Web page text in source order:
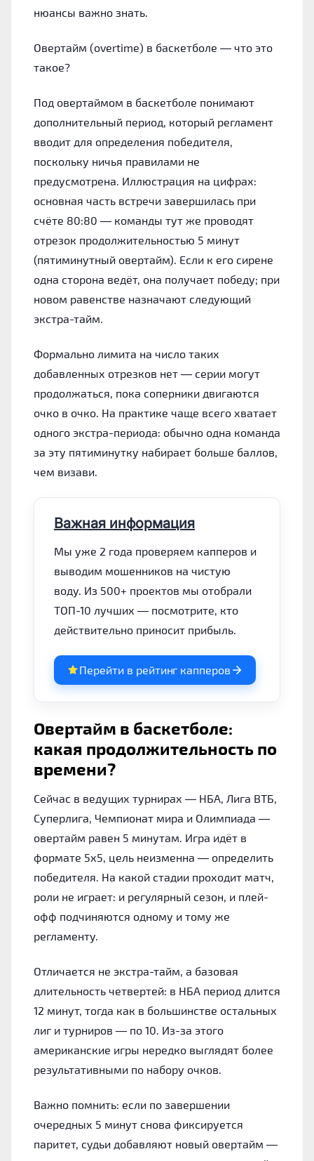
нюансы важно знать.
Овертайм (overtime) в баскетболе — что это
такое?
Под овертаймом в баскетболе понимают
дополнительный период, который регламент
вводит для определения победителя,
поскольку ничья правилами не
предусмотрена. Иллюстрация на цифрах:
основная часть встречи завершилась при
счёте 80:80 — команды тут же проводят
отрезок продолжительностью 5 минут
(пятиминутный овертайм). Если к его сирене
одна сторона ведёт, она получает победу; при
новом равенстве назначают следующий
экстра-тайм.
Формально лимита на число таких
добавленных отрезков нет — серии могут
продолжаться, пока соперники двигаются
очко в очко. На практике чаще всего хватает
одного экстра-периода: обычно одна команда
за эту пятиминутку набирает больше баллов,
чем визави.
Важная информация
Мы уже 2 года проверяем капперов и
выводим мошенников на чистую
воду. Из 500+ проектов мы отобрали
ТОП-10 лучших — посмотрите, кто
действительно приносит прибыль.
Перейти в рейтинг капперов
Овертайм в баскетболе:
какая продолжительность по
времени?
Сейчас в ведущих турнирах — НБА, Лига ВТБ,
Суперлига, Чемпионат мира и Олимпиада —
овертайм равен 5 минутам. Игра идёт в
формате 5х5, цель неизменна — определить
победителя. На какой стадии проходит матч,
роли не играет: и регулярный сезон, и плей-
офф подчиняются одному и тому же
регламенту.
Отличается не экстра-тайм, а базовая
длительность четвертей: в НБА период длится
12 минут, тогда как в большинстве остальных
лиг и турниров — по 10. Из-за этого
американские игры нередко выглядят более
результативными по набору очков.
Важно помнить: если по завершении
очередных 5 минут снова фиксируется
паритет, судьи добавляют новый овертайм —